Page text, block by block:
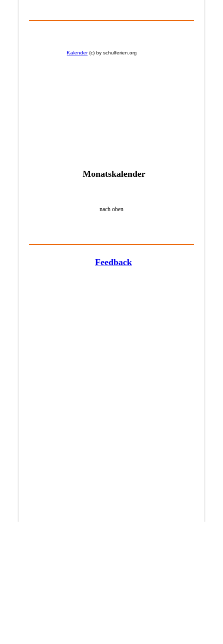
Monatskalender
nach oben
Feedback